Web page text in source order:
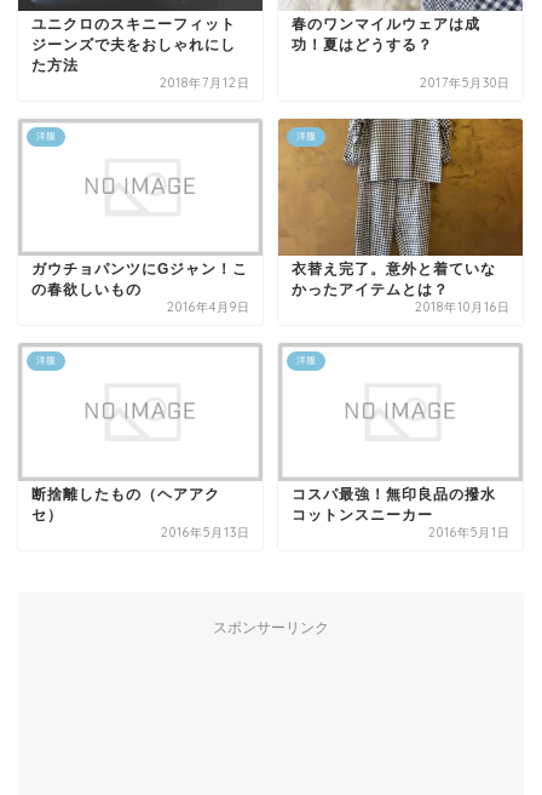
ユニクロのスキニーフィット
ジーンズで夫をおしゃれにし
た方法
2018年7月12日
春のワンマイルウェアは成
功！夏はどうする？
2017年5月30日
洋服
ガウチョパンツにGジャン！こ
の春欲しいもの
2016年4月9日
洋服
衣替え完了。意外と着ていな
かったアイテムとは？
2018年10月16日
洋服
断捨離したもの（ヘアアク
セ）
2016年5月13日
洋服
コスパ最強！無印良品の撥水
コットンスニーカー
2016年5月1日
スポンサーリンク